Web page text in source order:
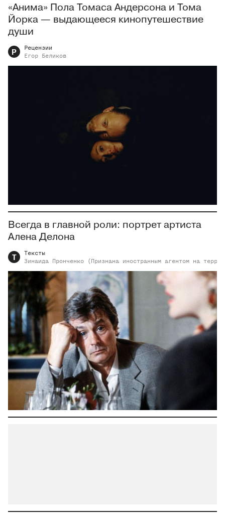
«Анима» Пола Томаса Андерсона и Тома
Йорка — выдающееся кинопутешествие
души
Р
Рецензии
Егор
Беликов
Всегда в главной роли: портрет артиста
Алена Делона
Т
Тексты
Зинаида
Пронченко (Признана иностранным агентом на